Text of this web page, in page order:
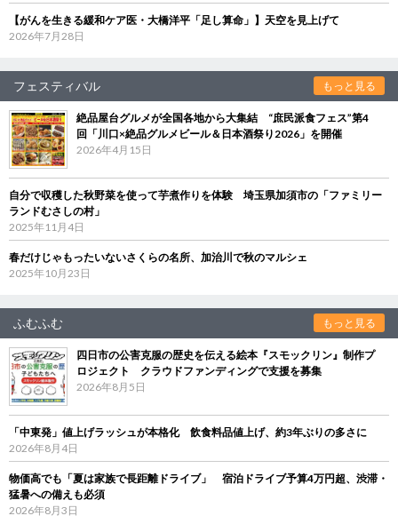
【がんを生きる緩和ケア医・大橋洋平「足し算命」】天空を見上げて
2026年7月28日
フェスティバル もっと見る
絶品屋台グルメが全国各地から大集結 “庶民派食フェス”第4
回「川口×絶品グルメビール＆日本酒祭り2026」を開催
2026年4月15日
自分で収穫した秋野菜を使って芋煮作りを体験 埼玉県加須市の「ファミリー
ランドむさしの村」
2025年11月4日
春だけじゃもったいないさくらの名所、加治川で秋のマルシェ
2025年10月23日
ふむふむ もっと見る
四日市の公害克服の歴史を伝える絵本『スモックリン』制作プ
ロジェクト クラウドファンディングで支援を募集
2026年8月5日
「中東発」値上げラッシュが本格化 飲食料品値上げ、約3年ぶりの多さに
2026年8月4日
物価高でも「夏は家族で長距離ドライブ」 宿泊ドライブ予算4万円超、渋滞・
猛暑への備えも必須
2026年8月3日